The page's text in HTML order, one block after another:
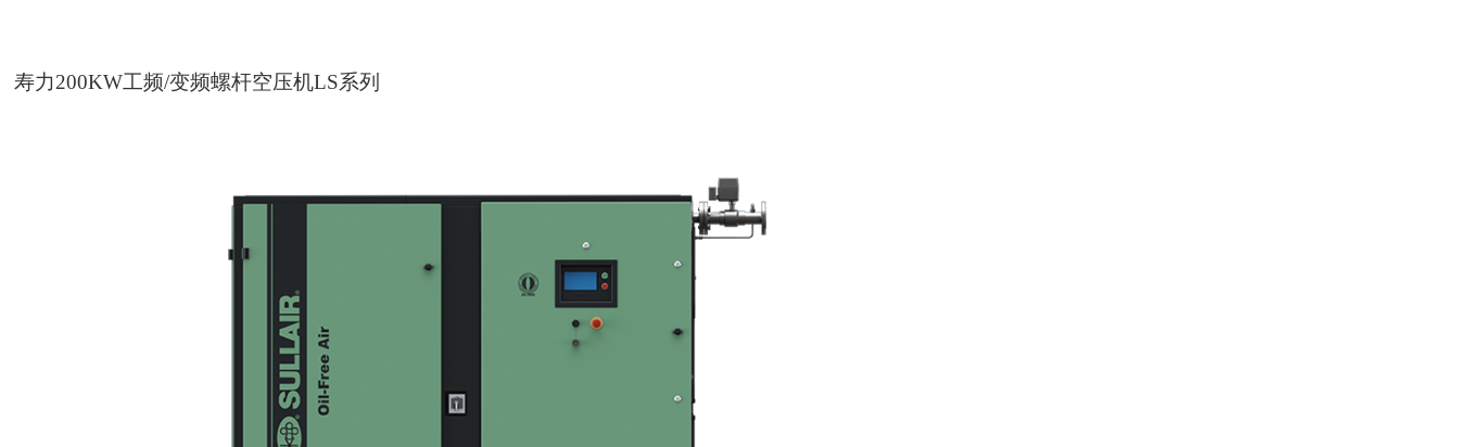
寿力200KW工频/变频螺杆空压机LS系列